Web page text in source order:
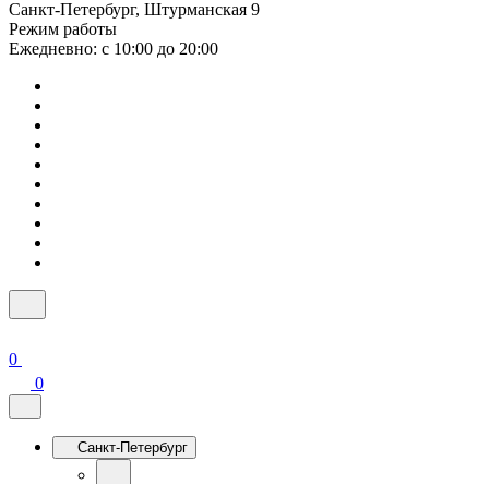
Санкт-Петербург, Штурманская 9
Режим работы
Ежедневно: с 10:00 до 20:00
0
0
Санкт-Петербург